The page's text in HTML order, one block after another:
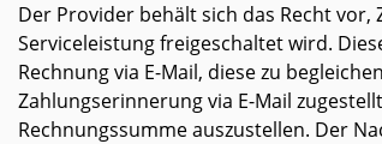
Der Provider behält sich das Recht
Serviceleistung freigeschaltet wird.
Rechnung via E-Mail, diese zu
Zahlungserinnerung via E-Mail
Rechnungssumme auszustellen. Der